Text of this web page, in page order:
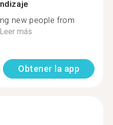
new people from
Leer más
Obtener la app